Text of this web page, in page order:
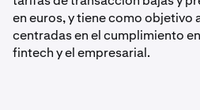
en euros, y tiene como objetivo
centradas en el cumplimiento
fintech y el empresarial.